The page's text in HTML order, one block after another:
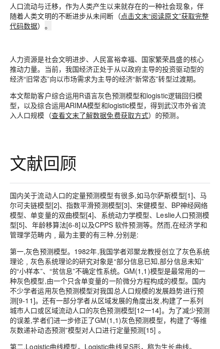
人口流动与迁移，作为人类产生以来就存在的一种社会现象，伴
随着人类文明的不断进步从未间断 （点击文末“阅读原文”获取完整
代码数据） 。
人力资源是社会文明进步、人民富裕幸福、国家繁荣昌盛的核心
推动力量。当前，我国经济正处于从以政府主导的投资驱动型的
经济“旧常态”向以市场需求为主导的经济“新常态”转型过渡期。
本文帮助客户综合运用R语言灰色预测模型和logistic逻辑回归模
型，以及综合运用ARIMA模型和logistic模型，得到武汉市外省流
入人口规模 （查看文末了解数据免费获取方式） 的预测。
文献回顾
国内关于流动人口的定量预测模型有很多,如马尔萨斯模型[1]、马
尔可夫链模型[2]、指数平滑预测模型[3]、宋健模型、BP神经网络
模型、单变量的双曲模型[4]、系统动力学模型、Leslie人口预测模
型[5]、年龄移算法[6-8]以及CPPS 软件预测等。然而,在经济学和
管理学范畴内﹐最为主要的有三种,分别是:
第一,灰色预测模型。1982年,我国学者邓聚龙教授创立了灰色系统
理论﹐灰色系统理论的研究对象是“部分信息已知,部分信息未知”
的“小样本”、“贫信息”不确定性系统。GM(1,1)模型是最常用的一
种灰色模型,由一个只含单变量的一阶微分方程构成的模型。国内
不少学者运用灰色预测模型对我国总人口规模的发展趋势进行预
测[9-11]。还有一部分学者从区域发展的角度出发,构建了一系列
城市人口或区域流动人口的灰色预测模型[12一14]。为了减少预测
的误差,学者们进一步修正了GM(1,1)灰色预测模型，构建了“等维
灰数递补动态预测”模型对人口进行定量预测[15] 。
第二,Logistic曲线模型。Logistic曲线呈S形，称为生长曲线。